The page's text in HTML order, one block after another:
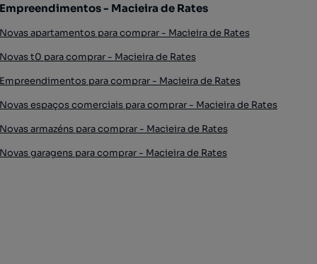
- Macieira de Rates
apartamentos para comprar - Macieira de Rates
t0 para comprar - Macieira de Rates
para comprar - Macieira de Rates
espaços comerciais para comprar - Macieira de Rates
armazéns para comprar - Macieira de Rates
garagens para comprar - Macieira de Rates